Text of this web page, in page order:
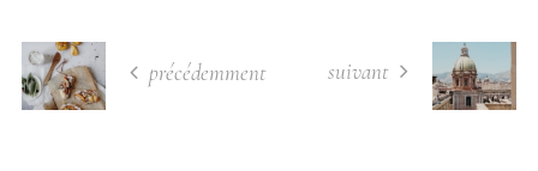
précédemment suivant